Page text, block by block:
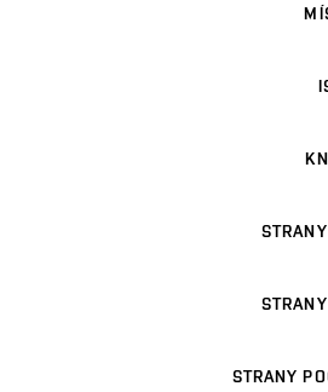
STRANY